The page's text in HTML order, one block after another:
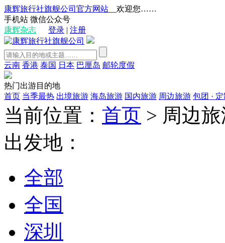
康辉旅行社旗舰公司官方网站 __欢迎您……
手机站 微信公众号
康辉杂志
登录 | 注册
云南 香港 泰国 日本 巴厘岛 邮轮度假
热门出游目的地
首页 当季最热 出境旅游 海岛旅游 国内旅游 周边旅游 包团 ·
当前位置： 首页 > 周边
出发地：
全部
全国
深圳